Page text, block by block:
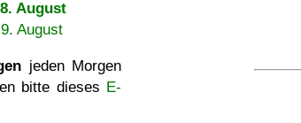
August
August
jeden Morgen
bitte dieses E-